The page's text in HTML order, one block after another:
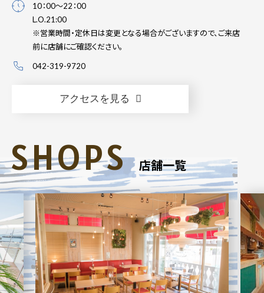
10：00～22：00
L.O.21:00
※営業時間・定休日は変更となる場合がございますので、ご来店
前に店舗にご確認ください。
042-319-9720
アクセスを見る
SHOPS 店舗一覧